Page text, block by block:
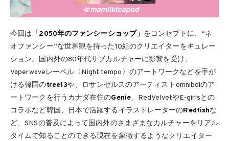
今回は 「2050年のファンシーショップ」 をコンセプトに、“ネ
オファンシー”な世界観を持った10組のクリエイターをキュレー
ション。国内外の80年代サブカルチャーに影響を受け、
Vaperwaveレーベル〈Night tempo〉のアートワークなどを手が
ける韓国のtree13や、ロサンゼルスのアーティストomniboiのア
ートワークを行うカナダ在住のGenie、RedVelvetやE-girlsとの
コラボなど韓国、日本で活躍するイラストレーターのRedfishな
ど、SNSの普及によって国内外のさまざまなカルチャーをリアル
タイムで知ることのできる現在を象徴するようなクリエイター